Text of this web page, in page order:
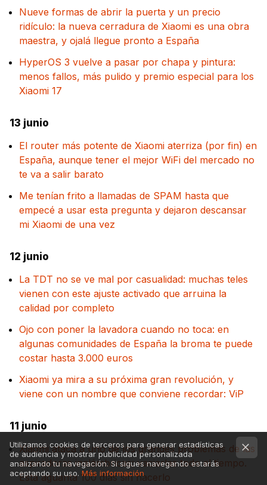
Nueve formas de abrir la puerta y un precio
ridículo: la nueva cerradura de Xiaomi es una obra
maestra, y ojalá llegue pronto a España
HyperOS 3 vuelve a pasar por chapa y pintura:
menos fallos, más pulido y premio especial para los
Xiaomi 17
13 junio
El router más potente de Xiaomi aterriza (por fin) en
España, aunque tener el mejor WiFi del mercado no
te va a salir barato
Me tenían frito a llamadas de SPAM hasta que
empecé a usar esta pregunta y dejaron descansar
mi Xiaomi de una vez
12 junio
La TDT no se ve mal por casualidad: muchas teles
vienen con este ajuste activado que arruina la
calidad por completo
Ojo con poner la lavadora cuando no toca: en
algunas comunidades de España la broma te puede
costar hasta 3.000 euros
Xiaomi ya mira a su próxima gran revolución, y
viene con un nombre que conviene recordar: ViP
11 junio
Xiaomi ataca a uno de los grandes problemas de las
aspiradoras inalámbricas: vaciarlas todo el tiempo.
Esta aguanta 100 días sin hacerlo
Utilizamos cookies de terceros para generar estadísticas
de audiencia y mostrar publicidad personalizada
analizando tu navegación. Si sigues navegando estarás
aceptando su uso.Más información